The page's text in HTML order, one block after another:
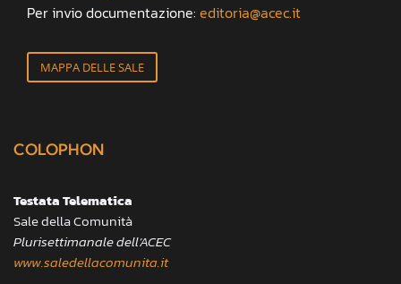
Per invio documentazione: editoria@acec.it
MAPPA DELLE SALE
COLOPHON
Testata Telematica
Sale della Comunità
Plurisettimanale dell’ACEC
www.saledellacomunita.it